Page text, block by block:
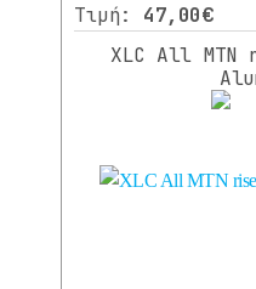
Τιμή: 47,00€
XLC All MTN